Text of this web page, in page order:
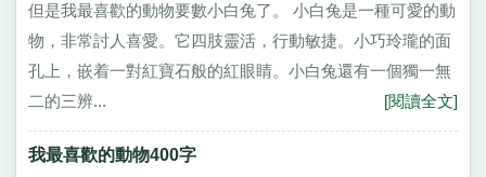
但是我最喜歡的動物要數小白兔了。 小白兔是一種可愛的動
物，非常討人喜愛。它四肢靈活，行動敏捷。小巧玲瓏的面
孔上，嵌着一對紅寶石般的紅眼睛。小白兔還有一個獨一無
二的三辨...
[閱讀全文]
我最喜歡的動物400字